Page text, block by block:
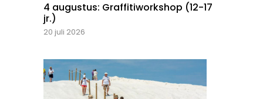
4 augustus: Graffitiworkshop (12-17
jr.)
20 juli 2026